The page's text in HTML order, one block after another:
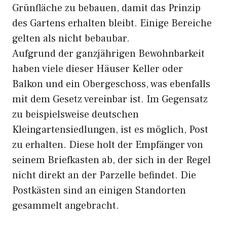
Grünfläche zu bebauen, damit das Prinzip
des Gartens erhalten bleibt. Einige Bereiche
gelten als nicht bebaubar.
Aufgrund der ganzjährigen Bewohnbarkeit
haben viele dieser Häuser Keller oder
Balkon und ein Obergeschoss, was ebenfalls
mit dem Gesetz vereinbar ist. Im Gegensatz
zu beispielsweise deutschen
Kleingartensiedlungen, ist es möglich, Post
zu erhalten. Diese holt der Empfänger von
seinem Briefkasten ab, der sich in der Regel
nicht direkt an der Parzelle befindet. Die
Postkästen sind an einigen Standorten
gesammelt angebracht.